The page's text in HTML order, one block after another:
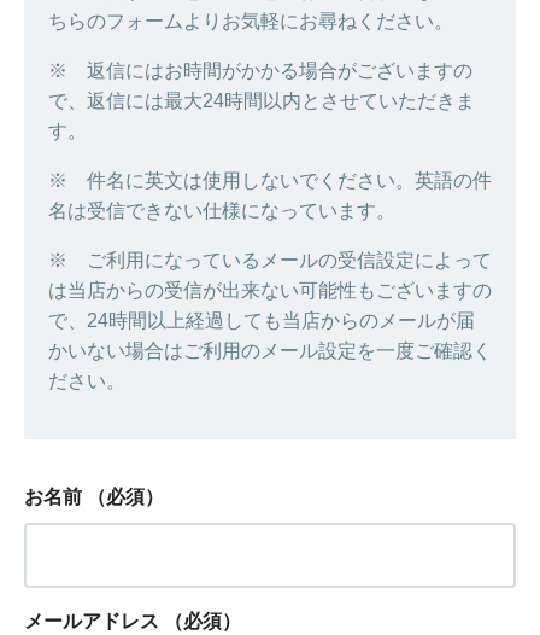
ちらのフォームよりお気軽にお尋ねください。
※ 返信にはお時間がかかる場合がございますの
で、返信には最大24時間以内とさせていただきま
す。
※ 件名に英文は使用しないでください。英語の件
名は受信できない仕様になっています。
※ ご利用になっているメールの受信設定によって
は当店からの受信が出来ない可能性もございますの
で、24時間以上経過しても当店からのメールが届
かいない場合はご利用のメール設定を一度ご確認く
ださい。
お名前 （必須）
メールアドレス （必須）